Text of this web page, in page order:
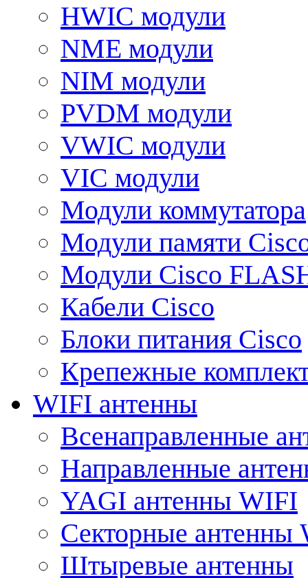
HWIC модули
NME модули
NIM модули
PVDM модули
VWIC модули
VIC модули
Модули коммутатора
Модули памяти
Модули Cisco
Кабели Cisco
Блоки питания Cisco
Крепежные
WIFI антенны
Всенаправленные
Направленные
YAGI антенны WIFI
Секторные антенны
Штыревые антенны